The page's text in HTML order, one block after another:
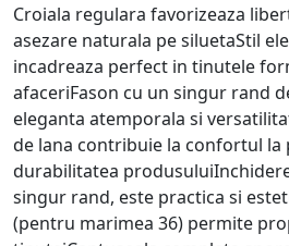
Croiala regulara favorizeaza
asezare naturala pe siluetaStil
incadreaza perfect in tinutele
afaceriFason cu un singur rand
eleganta atemporala si
de lana contribuie la confortul la
durabilitatea
singur rand, este practica si
(pentru marimea 36) permite